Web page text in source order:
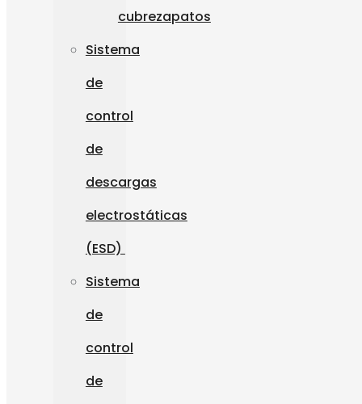
cubrezapatos
Sistema
de
control
de
descargas
electrostáticas
(ESD)
Sistema
de
control
de